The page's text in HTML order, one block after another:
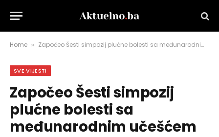
Home » Započeo Šesti simpozij plućne bolesti sa međunarodnim učešćem
SVE VIJESTI
Započeo Šesti simpozij
plućne bolesti sa
međunarodnim učešćem